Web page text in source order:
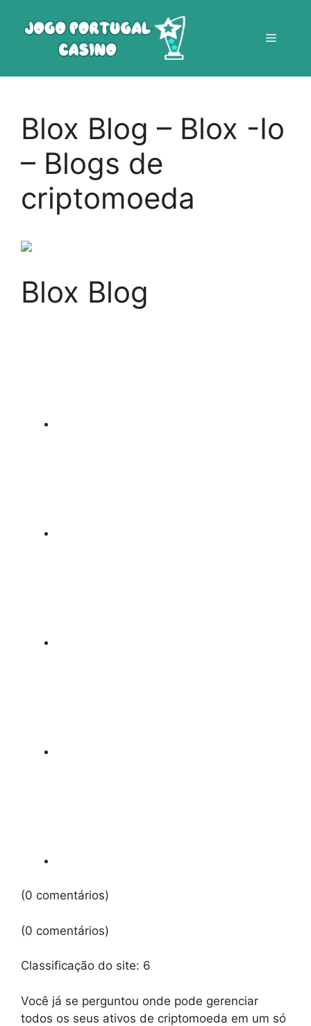
Menu
Blox Blog – Blox -Io
– Blogs de
criptomoeda
Blox Blog
(0 comentários)
(0 comentários)
Classificação do site: 6
Você já se perguntou onde pode gerenciar
todos os seus ativos de criptomoeda em um só